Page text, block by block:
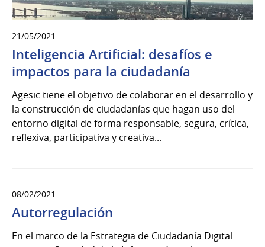
21/05/2021
Inteligencia Artificial: desafíos e
impactos para la ciudadanía
Agesic tiene el objetivo de colaborar en el desarrollo y
la construcción de ciudadanías que hagan uso del
entorno digital de forma responsable, segura, crítica,
reflexiva, participativa y creativa...
08/02/2021
Autorregulación
En el marco de la Estrategia de Ciudadanía Digital